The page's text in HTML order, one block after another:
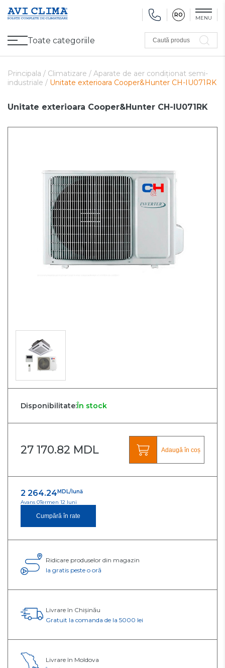
RO MENU
Toate categoriile
Climatizare
Ventilare
Caută produs
Principala / Climatizare / Aparate de aer condiționat semi-
industriale / Unitate exterioara Cooper&Hunter CH-IU071RK
Unitate exterioara Cooper&Hunter CH-IU071RK
Disponibilitate:În stock
27 170.82 MDL Adaugă în coș
2 264.24 MDL/lună
Avans 0Termen 12 luni
Cumpără în rate
Ridicare produselor din magazin
Ia gratis peste o oră
Livrare în Chișinău
Gratuit la comanda de la 5000 lei
Livrare în Moldova